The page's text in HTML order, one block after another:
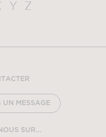
Y Z
UN MESSAGE
SUR...